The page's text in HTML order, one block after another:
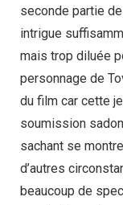
seconde partie
intrigue
mais trop diluée
personnage de
du film car cette
soumission
sachant se
d’autres
beaucoup de